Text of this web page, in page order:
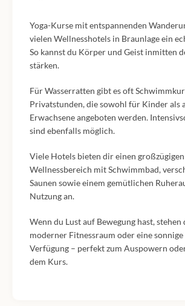
Yoga-Kurse mit entspannenden
vielen Wellnesshotels in Braunlage ein
So kannst du Körper und Geist inmitten
stärken.
Für Wasserratten gibt es oft
Privatstunden, die sowohl für Kinder als
Erwachsene angeboten werden.
sind ebenfalls möglich.
Viele Hotels bieten dir einen großzügigen
Wellnessbereich mit Schwimmbad,
Saunen sowie einem gemütlichen
Nutzung an.
Wenn du Lust auf Bewegung hast, stehen
moderner Fitnessraum oder eine sonnige
Verfügung – perfekt zum Auspowern
dem Kurs.